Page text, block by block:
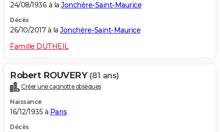
24/08/1936 à la Jonchère-Saint-Maurice
Décès
26/10/2017 à la Jonchère-Saint-Maurice
Famille DUTHEIL
Robert ROUVERY (81 ans)
Créer une cagnotte obsèques
Naissance
16/12/1935 à Paris
Décès